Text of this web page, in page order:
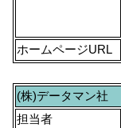
ホームページURL
(株)データマン社
担当者